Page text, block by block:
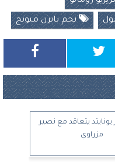
نجم بايرن ميونخ
يتعاقد مع نصير
مزراوي